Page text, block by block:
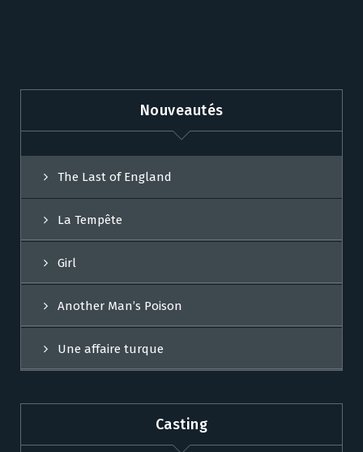
Nouveautés
The Last of England
La Tempête
Girl
Another Man’s Poison
Une affaire turque
Casting